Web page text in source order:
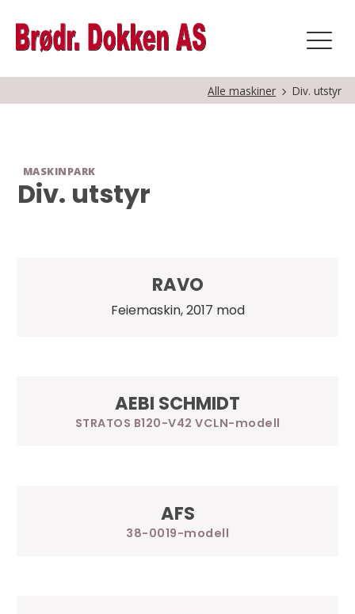
Alle maskiner Div. utstyr
MASKINPARK
Div. utstyr
RAVO
Feiemaskin, 2017 mod
AEBI SCHMIDT
STRATOS B120-V42 VCLN
AFS
38-0019